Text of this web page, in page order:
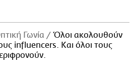
Γωνία
Όλοι ακολουθούν
influencers. Και όλοι τους